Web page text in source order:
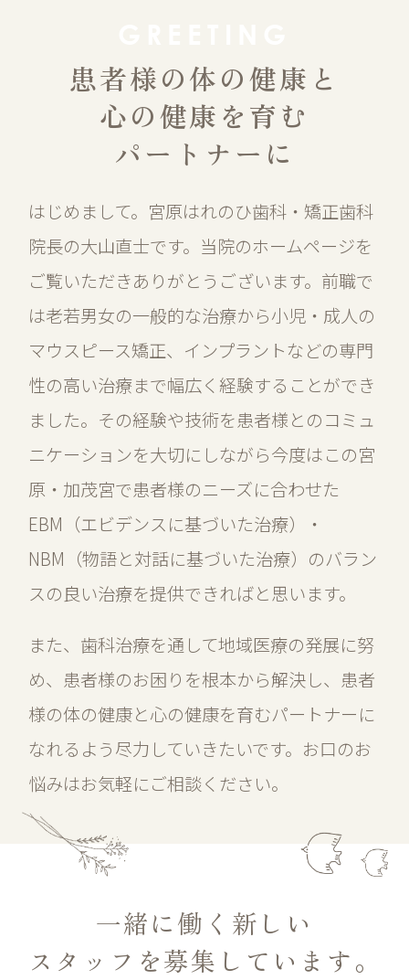
患者様の体の健康と
心の健康を育む
パートナーに
はじめまして。宮原はれのひ歯科・矯正歯科
院長の大山直士です。当院のホームページを
ご覧いただきありがとうございます。前職で
は老若男女の一般的な治療から小児・成人の
マウスピース矯正、インプラントなどの専門
性の高い治療まで幅広く経験することができ
ました。その経験や技術を患者様とのコミュ
ニケーションを大切にしながら今度はこの宮
原・加茂宮で患者様のニーズに合わせた
EBM（エビデンスに基づいた治療）・
NBM（物語と対話に基づいた治療）のバラン
スの良い治療を提供できればと思います。
また、歯科治療を通して地域医療の発展に努
め、患者様のお困りを根本から解決し、患者
様の体の健康と心の健康を育むパートナーに
なれるよう尽力していきたいです。お口のお
悩みはお気軽にご相談ください。
一緒に働く新しい
スタッフを募集しています。